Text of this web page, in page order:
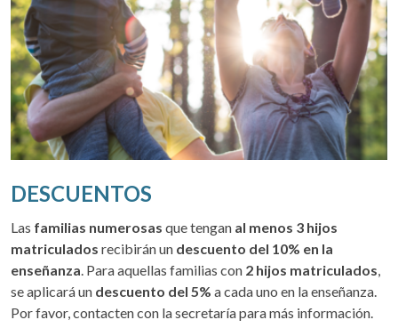
DESCUENTOS
Las familias numerosas que tengan al menos 3 hijos
matriculados recibirán un descuento del 10% en la
enseñanza. Para aquellas familias con 2 hijos matriculados,
se aplicará un descuento del 5% a cada uno en la enseñanza.
Por favor, contacten con la secretaría para más información.